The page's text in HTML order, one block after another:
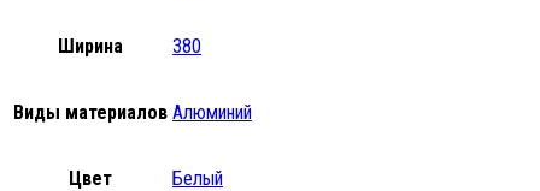
Ширина 380
Виды материалов Алюминий
Цвет Белый